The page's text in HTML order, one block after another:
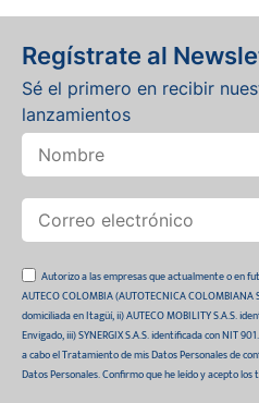
Regístrate al
Sé el primero en recibir
lanzamientos
Autorizo a las empresas que actualmente o en
AUTECO COLOMBIA (AUTOTECNICA
domiciliada en Itagüí, ii) AUTECO MOBILITY S.A.S.
Envigado, iii) SYNERGIX S.A.S. identificada con NIT
a cabo el Tratamiento de mis Datos Personales de
Datos Personales. Confirmo que he leído y acepto los